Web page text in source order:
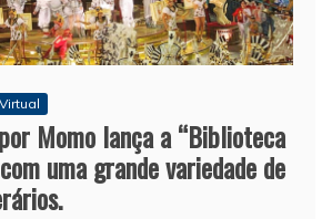
Momo lança a “Biblioteca
uma grande variedade de